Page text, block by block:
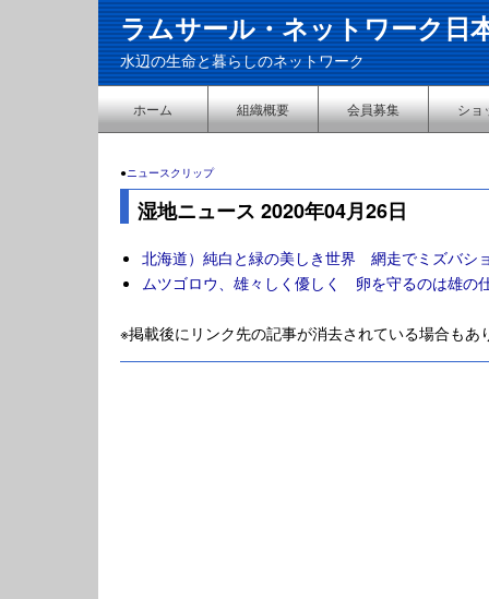
ラムサール・ネットワーク日
水辺の生命と暮らしのネットワーク
ホーム 組織概要 会員募集 ショ
●ニュースクリップ
湿地ニュース 2020年04月26日
北海道）純白と緑の美しき世界 網走でミズバシ
ムツゴロウ、雄々しく優しく 卵を守るのは雄の
※掲載後にリンク先の記事が消去されている場合もあ